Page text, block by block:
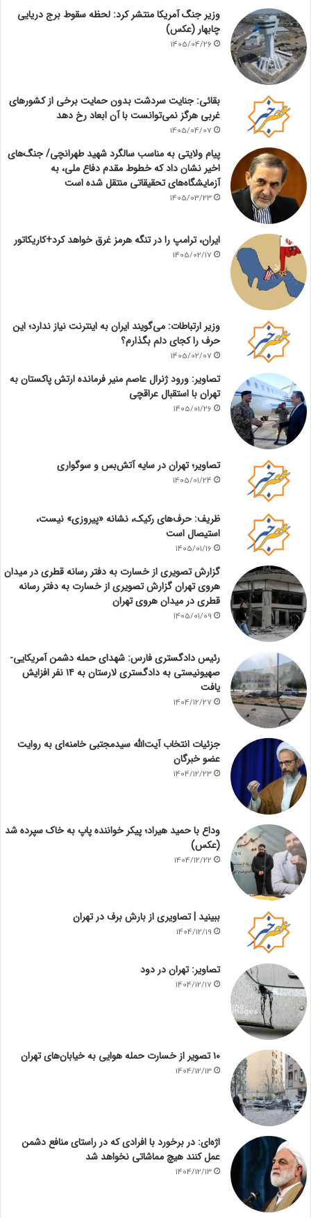
وزیر جنگ آمریکا منتشر کرد: لحظه سقوط برج دریایی
چابهار (عکس)
1405/04/26
بقائی: جنایت سردشت بدون حمایت برخی از کشورهای
غربی هرگز نمی‌توانست با آن ابعاد رخ دهد
1405/04/07
پیام ولایتی به مناسب سالگرد شهید طهرانچی/ جنگ‌های
اخیر نشان داد که خطوط مقدم دفاع ملی، به
آزمایشگاه‌های تحقیقاتی منتقل شده است
1405/03/23
ایران، ترامپ را در تنگه هرمز غرق خواهد کرد+کاریکاتور
1405/02/17
وزیر ارتباطات: می‌گویند ایران به اینترنت نیاز ندارد؛ این
حرف را کجای دلم بگذارم؟
1405/02/07
تصاویر: ورود ژنرال عاصم منیر فرمانده ارتش پاکستان به
تهران با استقبال عراقچی
1405/01/26
تصاویر؛ تهران در سایه آتش‌بس و سوگواری
1405/01/24
ظریف: حرف‌های رکیک، نشانه «پیروزی» نیست،
استیصال است
1405/01/16
گزارش تصویری از خسارت به دفتر رسانه قطری در میدان
هروی تهران گزارش تصویری از خسارت به دفتر رسانه
قطری در میدان هروی تهران
1405/01/09
رئیس دادگستری فارس: شهدای حمله دشمن آمریکایی-
صهیونیستی به دادگستری لارستان به ۱۴ نفر افزایش
یافت
1404/12/27
جزئیات انتخاب آیت‌الله سیدمجتبی خامنه‌ای به روایت
عضو خبرگان
1404/12/23
وداع با حمید هیراد؛ پیکر خواننده پاپ به خاک سپرده شد
(عکس)
1404/12/22
ببینید | تصاویری از بارش برف در تهران
1404/12/19
تصاویر: تهران در دود
1404/12/17
۱۰ تصویر از خسارت حمله هوایی به خیابان‌های تهران
1404/12/13
اژه‌ای: در برخورد با افرادی که در راستای منافع دشمن
عمل کنند هیچ مماشاتی نخواهد شد
1404/12/13